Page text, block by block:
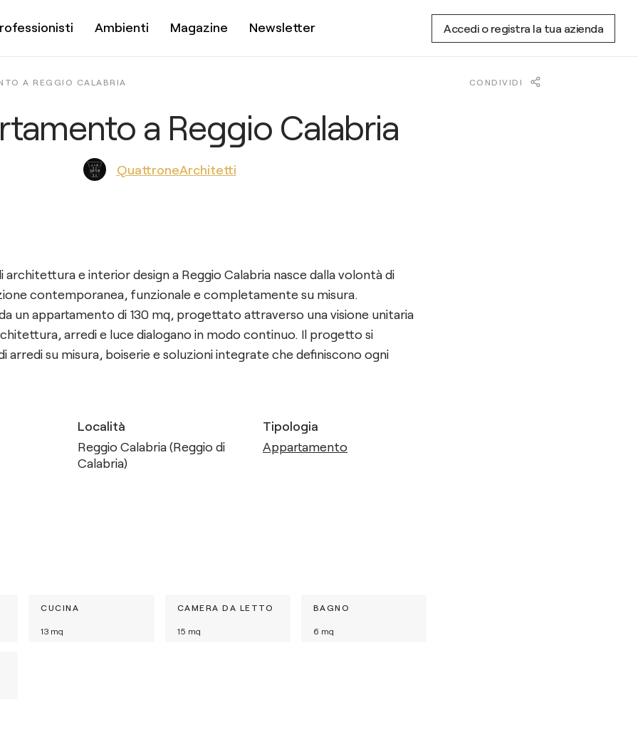
Ambienti Magazine Newsletter Accedi o registra la tua azienda
A REGGIO CALABRIA CONDIVIDI
a Reggio Calabria
QuattroneArchitetti
e interior design a Reggio Calabria nasce dalla volontà di
contemporanea, funzionale e completamente su misura.
un appartamento di 130 mq, progettato attraverso una visione unitaria
arredi e luce dialogano in modo continuo. Il progetto si
arredi su misura, boiserie e soluzioni integrate che definiscono ogni
Località
Reggio Calabria (Reggio di
Calabria)
Tipologia
Appartamento
CUCINA
13 mq
CAMERA DA LETTO
15 mq
BAGNO
6 mq